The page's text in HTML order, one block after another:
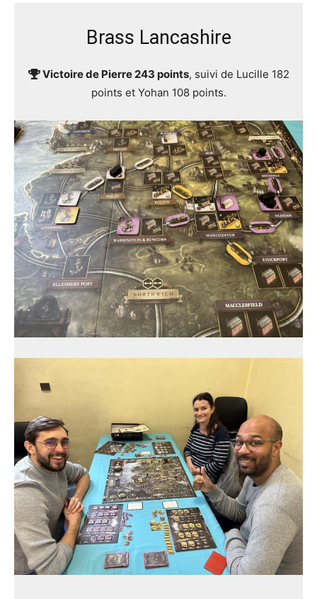
Brass Lancashire
Victoire de Pierre 243 points, suivi de Lucille 182
points et Yohan 108 points.